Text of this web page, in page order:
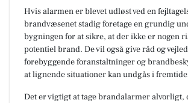
Hvis alarmen er blevet udløst ved en
brandvæsenet stadig foretage en grundig
bygningen for at sikre, at der ikke er nogen
potentiel brand. De vil også give råd og
forebyggende foranstaltninger og
at lignende situationer kan undgås i
Det er vigtigt at tage brandalarmer alvorligt,